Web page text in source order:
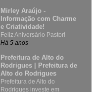
Mirley Araújo -
Informação com Charme
e Criatividade!
Feliz Aniversário Pastor!
Há 5 anos
Prefeitura de Alto do
Rodrigues | Prefeitura de
Alto do Rodrigues
Prefeitura de Alto do
Rodrigues investe em